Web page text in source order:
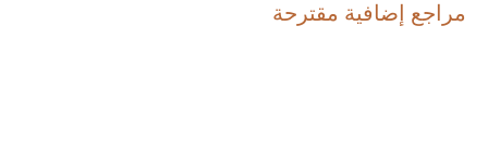
مراجع إضافية مقترحة